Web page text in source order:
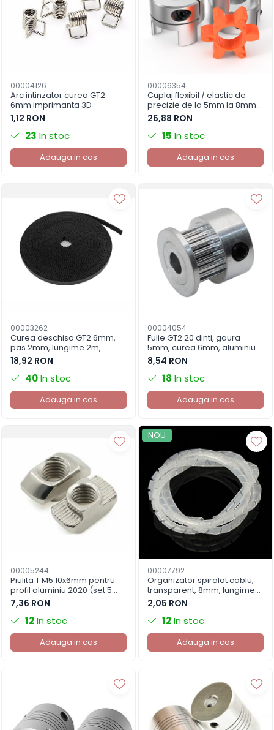
00004126
Arc intinzator curea GT2
6mm imprimanta 3D
1,12 RON
23 In stoc
Adauga in cos
00006354
Cuplaj flexibil / elastic de
precizie de la 5mm la 8mm
imprimanta 3D
26,88 RON
15 In stoc
Adauga in cos
00003262
Curea deschisa GT2 6mm,
pas 2mm, lungime 2m,
imprimanta 3D
18,92 RON
40In stoc
Adauga in cos
00004054
Fulie GT2 20 dinti, gaura
5mm, curea 6mm, aluminiu
7075, imprimanta 3D
8,54 RON
18 In stoc
Adauga in cos
00005244
Piulita T M5 10x6mm pentru
profil aluminiu 2020 (set 5
buc.)
7,36 RON
12In stoc
Adauga in cos
NOU
00007792
Organizator spiralat cablu,
transparent, 8mm, lungime
1m
2,05 RON
12In stoc
Adauga in cos